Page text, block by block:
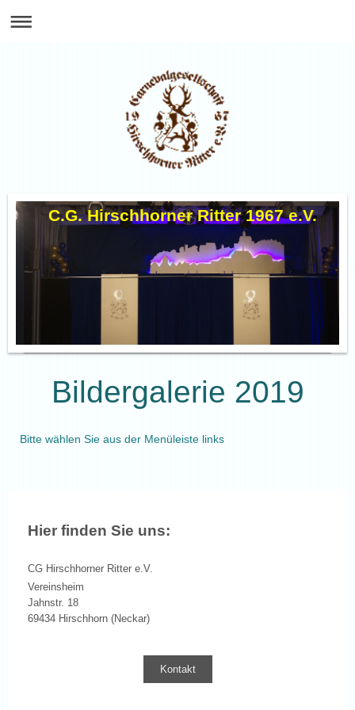
C.G. Hirschhorner Ritter 1967 e.V.
Bildergalerie 2019
Bitte wählen Sie aus der Menüleiste links
Hier finden Sie uns:
CG Hirschhorner Ritter e.V.
Vereinsheim
Jahnstr. 18
69434 Hirschhorn (Neckar)
Kontakt